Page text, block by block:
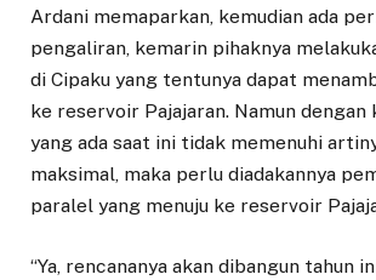
Ardani memaparkan, kemudian ada
pengaliran, kemarin pihaknya
di Cipaku yang tentunya dapat
ke reservoir Pajajaran. Namun dengan
yang ada saat ini tidak memenuhi
maksimal, maka perlu diadakannya
paralel yang menuju ke reservoir
“Ya, rencananya akan dibangun tahun